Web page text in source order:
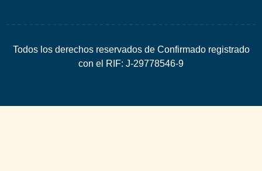
Todos los derechos reservados de Confirmado registrado
con el RIF: J-29778546-9